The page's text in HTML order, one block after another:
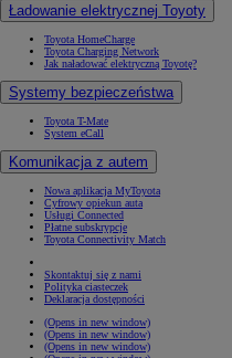
Ładowanie elektrycznej Toyoty
Toyota HomeCharge
Toyota Charging Network
Jak naładować elektryczną Toyotę?
Systemy bezpieczeństwa
Toyota T-Mate
System eCall
Komunikacja z autem
Nowa aplikacja MyToyota
Cyfrowy opiekun auta
Usługi Connected
Płatne subskrypcje
Toyota Connectivity Match
Skontaktuj się z nami
Polityka ciasteczek
Deklaracja dostępności
(Opens in new window)
(Opens in new window)
(Opens in new window)